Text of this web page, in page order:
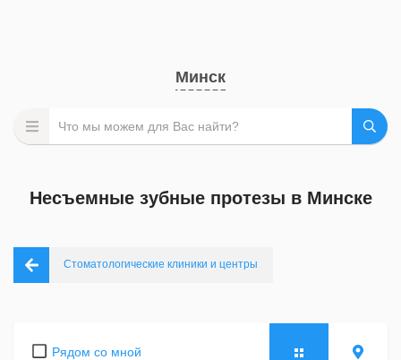
Минск
Несъемные зубные протезы в Минске
Стоматологические клиники и центры
Рядом со мной